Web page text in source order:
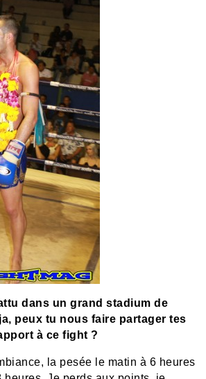
dans un grand stadium de
peux tu nous faire partager tes
à ce fight ?
la pesée le matin à 6 heures